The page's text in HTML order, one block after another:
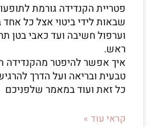
פטריית הקנדידה גורמת
שבאות לידי ביטוי אצל כל אחד
וערפול חשיבה ועד כאבי בטן
ראש.
איך אפשר להיפטר מהקנדידה
טבעית ובריאה ועל הדרך
כל זאת ועוד במאמר שלפניכם
קראי עוד »